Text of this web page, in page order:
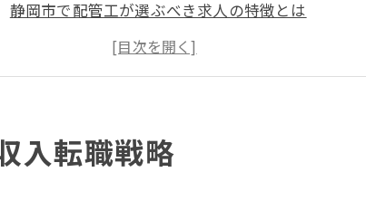
静岡市で配管工が選ぶべき求人の特徴とは
配管工が給料アップを叶える職場選びのコツ
転職時に確認したい配管工の福利厚生と待遇
工の給料アップを実現する秘訣とは
配管工の給料を上げるスキルや資格の重要性
入転職戦略